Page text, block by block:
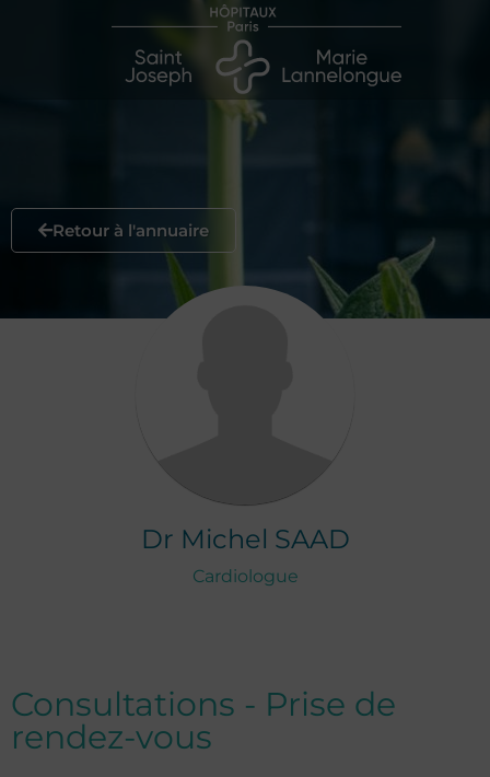
Retour à l'annuaire
Dr Michel SAAD
Cardiologue
Consultations - Prise de
rendez-vous